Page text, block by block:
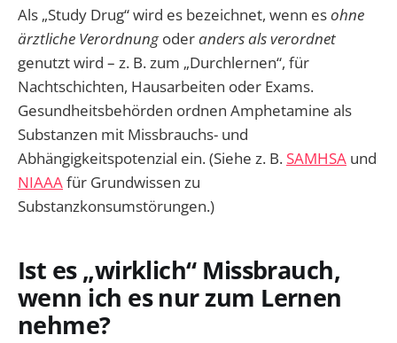
Als „Study Drug“ wird es bezeichnet, wenn esohne
ärztliche Verordnungoderanders als verordnet
genutzt wird – z. B. zum „Durchlernen“, für
Nachtschichten, Hausarbeiten oder Exams.
Gesundheitsbehörden ordnen Amphetamine als
Substanzen mit Missbrauchs- und
Abhängigkeitspotenzial ein. (Siehe z. B. SAMHSA und
NIAAAfür Grundwissen zu
Substanzkonsumstörungen.)
Ist es „wirklich“ Missbrauch,
wenn ich es nur zum Lernen
nehme?